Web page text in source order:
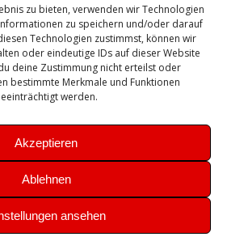
zu bieten, verwenden wir Technologien
zu speichern und/oder darauf
Technologien zustimmst, können wir
oder eindeutige IDs auf dieser Website
deine Zustimmung nicht erteilst oder
bestimmte Merkmale und Funktionen
werden.
Akzeptieren
Ablehnen
ansehen
Security Server Sicherheit
Sophos SSL Ubuntu
UTM VCenter VCSA Veeam
WAZUH Windows
Zertifikat
Theme